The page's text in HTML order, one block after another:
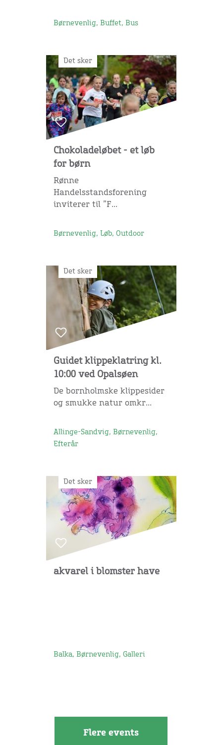
Børnevenlig, Buffet, Bus
Det sker
Chokoladeløbet - et løb
for børn
Rønne
Handelsstandsforening
inviterer til ”F...
Børnevenlig, Løb, Outdoor
Det sker
Guidet klippeklatring kl.
10:00 ved Opalsøen
De bornholmske klippesider
og smukke natur omkr...
Allinge-Sandvig, Børnevenlig,
Efterår
Det sker
akvarel i blomster have
Balka, Børnevenlig, Galleri
Flere events